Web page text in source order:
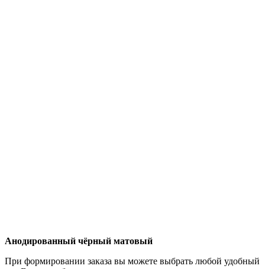
Анодированный чёрный матовый
При формировании заказа вы можете выбрать любой удобный